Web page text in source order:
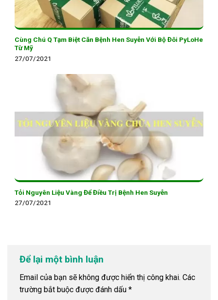
Cùng Chú Q Tạm Biệt Căn Bệnh Hen Suyễn Với Bộ Đôi PyLoHe
Từ Mỹ
27/07/2021
Tỏi Nguyên Liệu Vàng Để Điều Trị Bệnh Hen Suyễn
27/07/2021
Để lại một bình luận
Email của bạn sẽ không được hiển thị công khai. Các
trường bắt buộc được đánh dấu *